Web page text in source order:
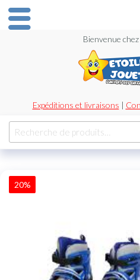
Bienvenue
Expéditions et livraisons |
20%